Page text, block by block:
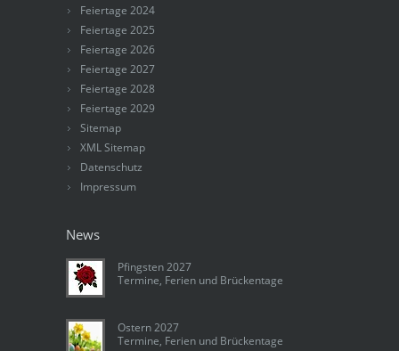
Feiertage 2024
Feiertage 2025
Feiertage 2026
Feiertage 2027
Feiertage 2028
Feiertage 2029
Sitemap
XML Sitemap
Datenschutz
Impressum
News
Pfingsten 2027
Termine, Ferien und Brückentage
Ostern 2027
Termine, Ferien und Brückentage